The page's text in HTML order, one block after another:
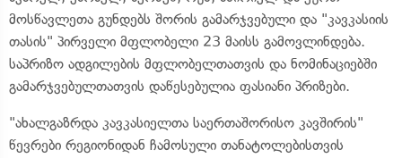
მოსწავლეთა გუნდებს შორის გამარჯვებული და "კავკასიის
თასის" პირველი მფლობელი 23 მაისს გამოვლინდება.
საპრიზო ადგილების მფლობელთათვის და ნომინაციებში
გამარჯვებულთათვის დაწესებულია ფასიანი პრიზები.
"ახალგაზრდა კავკასიელთა საერთაშორისო კავშირის"
წევრები რეგიონიდან ჩამოსული თანატოლებისთვის